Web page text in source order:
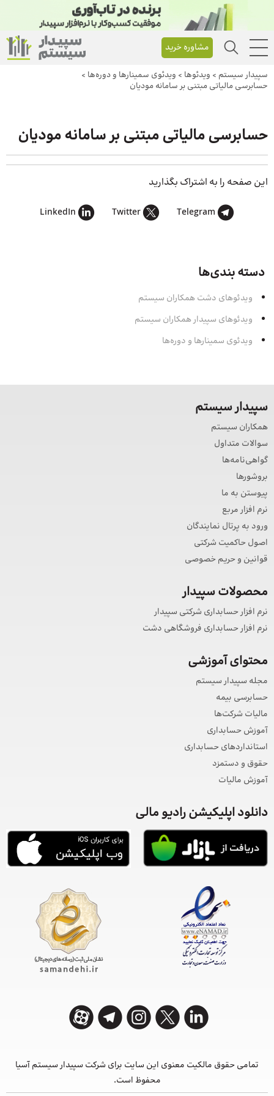
مشاوره خرید
سپیدار سیستم > ویدئوها > ویدئوی سمینارها و دوره‌ها >
حسابرسی مالیاتی مبتنی بر سامانه مودیان
حسابرسی مالیاتی مبتنی بر سامانه مودیان
این صفحه را به اشتراک بگذارید
Telegram
Twitter
LinkedIn
دسته بندی‌ها
ویدئوهای دشت همکاران سیستم
ویدئوهای سپیدار همکاران سیستم
ویدئوی سمینارها و دوره‌ها
سپیدار سیستم
همکاران سیستم
سوالات متداول
گواهی‌نامه‌ها
بروشورها
پیوستن به ما
نرم افزار مربع
ورود به پرتال نمایندگان
اصول حاکمیت شرکتی
قوانین و حریم خصوصی
محصولات سپیدار
نرم افزار حسابداری شرکتی سپیدار
نرم افزار حسابداری فروشگاهی دشت
محتوای آموزشی
مجله سپیدار سیستم
حسابرسی بیمه
مالیات شرکت‌ها
آموزش حسابداری
استانداردهای حسابداری
حقوق و دستمزد
آموزش مالیات
دانلود اپلیکیشن رادیو مالی
تمامی حقوق مالکیت معنوی این ‌سایت برای شرکت سپیدار سیستم آسیا
محفوظ است.